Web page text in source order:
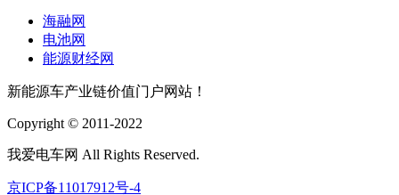
海融网
电池网
能源财经网
新能源车产业链价值门户网站！
Copyright © 2011-2022
我爱电车网 All Rights Reserved.
京ICP备11017912号-4